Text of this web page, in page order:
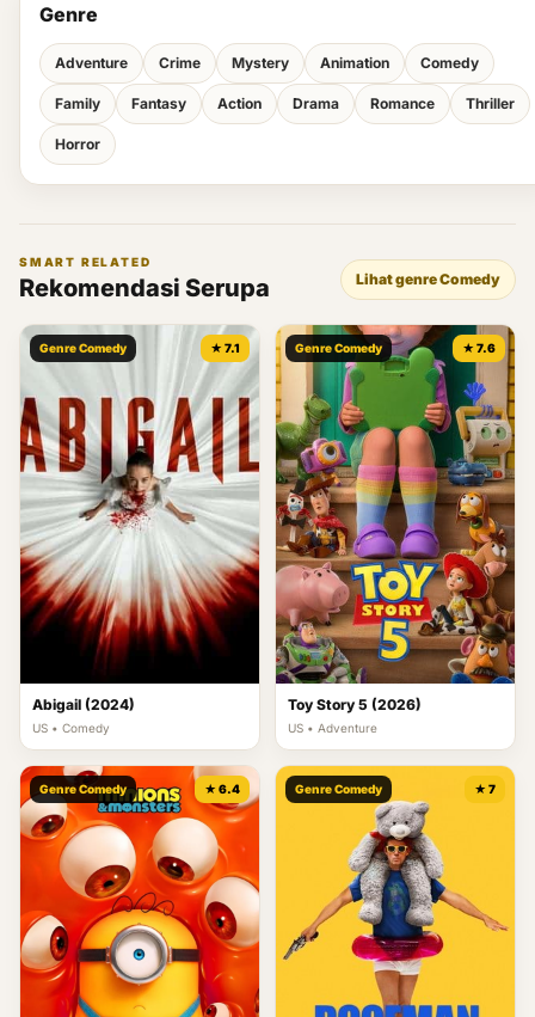
Genre
Adventure Crime Mystery Animation Comedy
Family Fantasy Action Drama Romance Thriller
Horror
SMART RELATED
Rekomendasi Serupa Lihat genre Comedy
Genre Comedy ★ 7.1
Abigail (2024)
US • Comedy
Genre Comedy ★ 7.6
Toy Story 5 (2026)
US • Adventure
Genre Comedy ★ 6.4 Genre Comedy ★ 7